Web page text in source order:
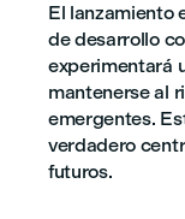
El lanzamiento
de desarrollo
experimentará
mantenerse al
emergentes.
verdadero
futuros.